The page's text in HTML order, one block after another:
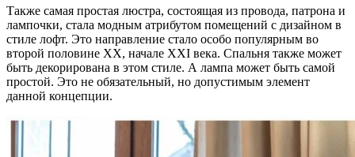
Также самая простая люстра, состоящая из провода, патрона и
лампочки, стала модным атрибутом помещений с дизайном в
стиле лофт. Это направление стало особо популярным во
второй половине XX, начале XXI века. Спальня также может
быть декорирована в этом стиле. А лампа может быть самой
простой. Это не обязательный, но допустимым элемент
данной концепции.